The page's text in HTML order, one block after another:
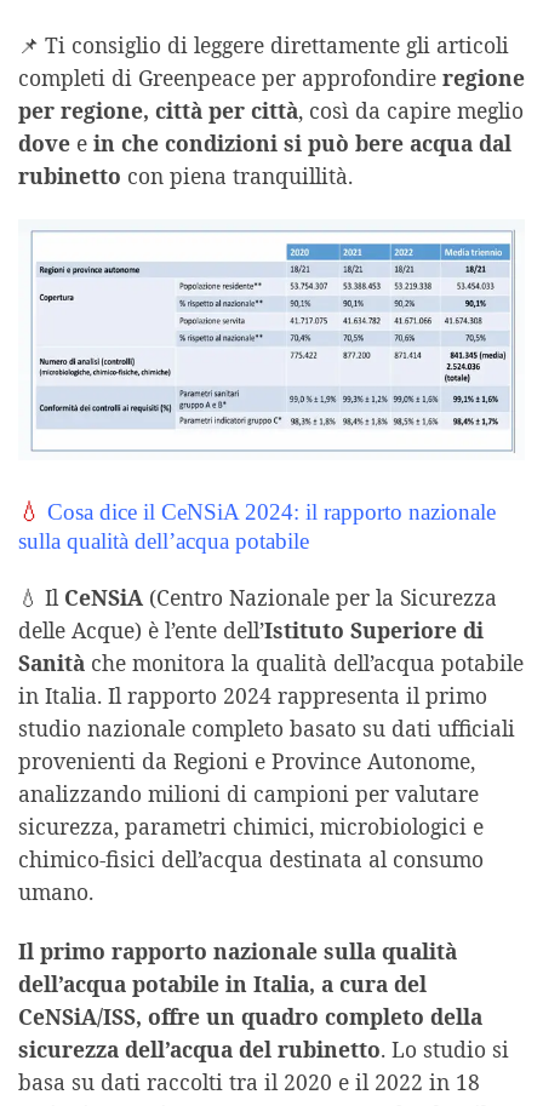
📌 Ti consiglio di leggere direttamente gli articoli
completi di Greenpeace per approfondire regione
per regione, città per città, così da capire meglio
dove e in che condizioni si può bere acqua dal
rubinetto con piena tranquillità.
💧 Cosa dice il CeNSiA 2024: il rapporto nazionale
sulla qualità dell’acqua potabile
💧 Il CeNSiA (Centro Nazionale per la Sicurezza
delle Acque) è l’ente dell’Istituto Superiore di
Sanità che monitora la qualità dell’acqua potabile
in Italia. Il rapporto 2024 rappresenta il primo
studio nazionale completo basato su dati ufficiali
provenienti da Regioni e Province Autonome,
analizzando milioni di campioni per valutare
sicurezza, parametri chimici, microbiologici e
chimico‑fisici dell’acqua destinata al consumo
umano.
Il primo rapporto nazionale sulla qualità
dell’acqua potabile in Italia, a cura del
CeNSiA/ISS, offre un quadro completo della
sicurezza dell’acqua del rubinetto. Lo studio si
basa su dati raccolti tra il 2020 e il 2022 in 18